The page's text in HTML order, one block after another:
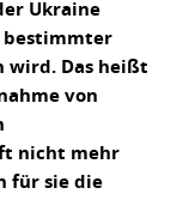
Ukraine
bestimmter
wird. Das heißt
von
nicht mehr
für sie die